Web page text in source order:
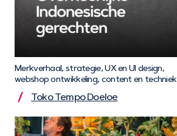
Merkverhaal, strategie, UX en UI design,
webshop ontwikkeling, content en techniek
Toko Tempo Doeloe